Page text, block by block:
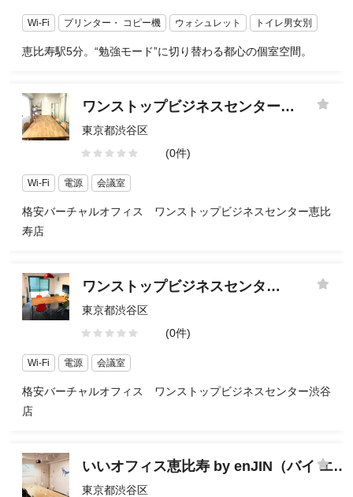
Wi-Fi プリンター・ コピー機 ウォシュレット トイレ男女別
恵比寿駅5分。“勉強モード”に切り替わる都心の個室空間。
ワンストップビジネスセンター恵比寿店
東京都渋谷区
(0件)
Wi-Fi 電源 会議室
格安バーチャルオフィス ワンストップビジネスセンター恵比
寿店
ワンストップビジネスセンター渋谷店
東京都渋谷区
(0件)
Wi-Fi 電源 会議室
格安バーチャルオフィス ワンストップビジネスセンター渋谷
店
いいオフィス恵比寿 by enJIN（バイ エンジン）
東京都渋谷区